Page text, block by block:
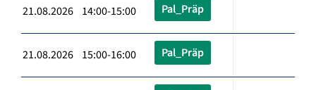
21.08.2026 14:00-15:00 Pal_Präp
21.08.2026 15:00-16:00 Pal_Präp